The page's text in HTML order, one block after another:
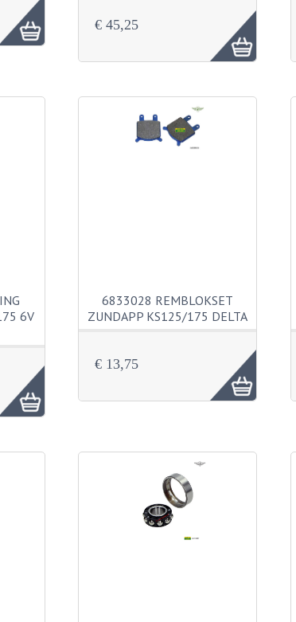
€ 45,25
6V
6833028 REMBLOKSET
ZUNDAPP KS125/175 DELTA
€ 13,75